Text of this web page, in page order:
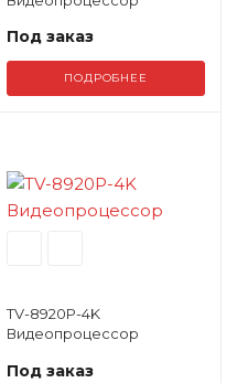
Под заказ
ПОДРОБНЕЕ
TV-8920P-4K
Видеопроцессор
Под заказ
аудиосистемы